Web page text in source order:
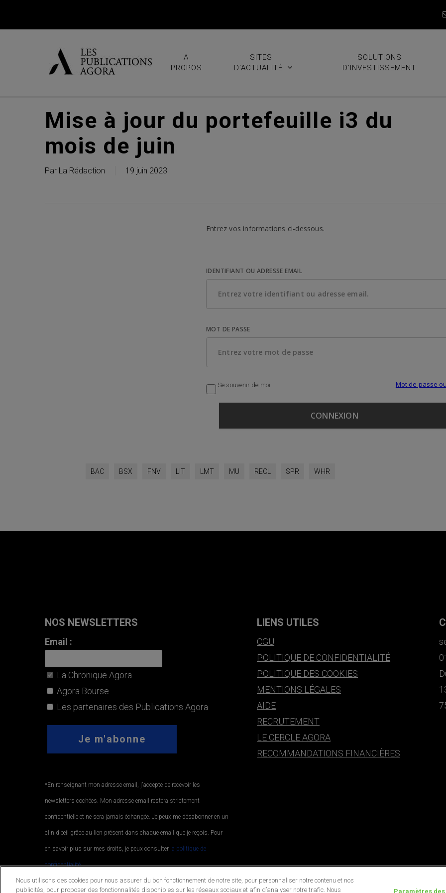
A
PROPOS
SITES
D’ACTUALITÉ
SOLUTIONS
D’INVESTISSEMENT
Mise à jour du portefeuille i3 du
mois de juin
Par La Rédaction 19 juin 2023
Entrez vos informations ci-dessous.
IDENTIFIANT OU ADRESSE EMAIL
MOT DE PASSE
Se souvenir de moi Mot de passe
BAC BSX FNV LIT LMT MU RECL SPR WHR
NOS NEWSLETTERS
Email :
La Chronique Agora
Agora Bourse
Les partenaires des Publications Agora
*En renseignant mon adresse email, j'accepte de recevoir les
newsletters cochées. Mon adresse email restera strictement
confidentielle et ne sera jamais échangée. Je peux me désabonner en un
clin d'œil grâce au lien présent dans chaque email que je reçois. Pour
en savoir plus sur mes droits, je peux consulter la politique de
confidentialité..
LIENS UTILES
CGU
POLITIQUE DE CONFIDENTIALITÉ
POLITIQUE DES COOKIES
MENTIONS LÉGALES
AIDE
RECRUTEMENT
LE CERCLE AGORA
RECOMMANDATIONS FINANCIÈRES
Nous utilisons des cookies pour nous assurer du bon fonctionnement de notre site, pour personnaliser notre contenu et nos
publicités, pour proposer des fonctionnalités disponibles sur les réseaux sociaux et afin d’analyser notre trafic. Nous
Paramètres